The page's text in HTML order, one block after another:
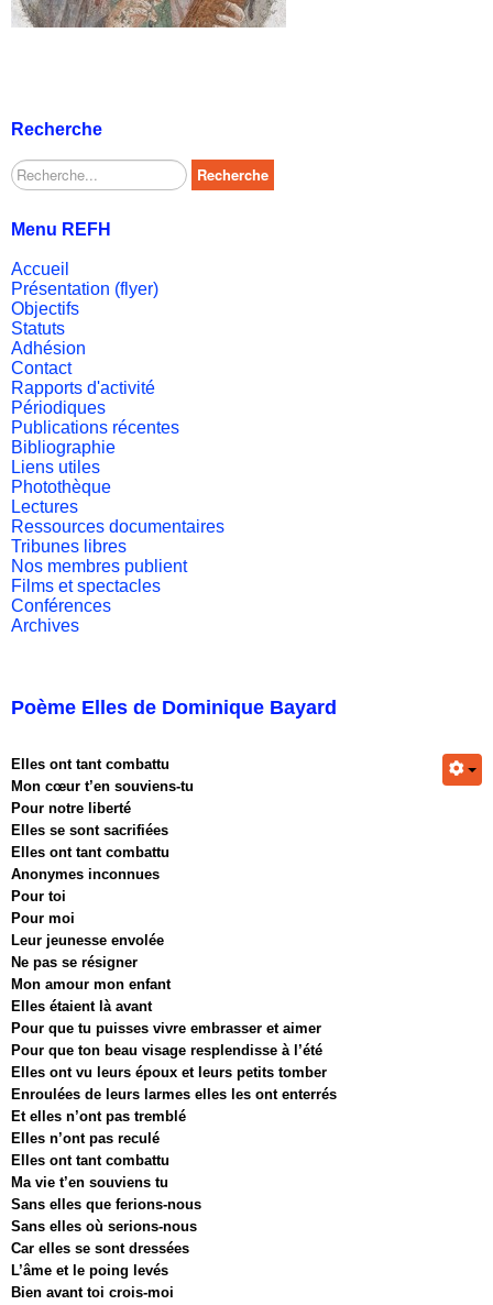
Recherche
Rechercher Recherche
Menu REFH
Accueil
Présentation (flyer)
Objectifs
Statuts
Adhésion
Contact
Rapports d'activité
Périodiques
Publications récentes
Bibliographie
Liens utiles
Photothèque
Lectures
Ressources documentaires
Tribunes libres
Nos membres publient
Films et spectacles
Conférences
Archives
Poème Elles de Dominique Bayard
Elles ont tant combattu
Mon cœur t’en souviens-tu
Pour notre liberté
Elles se sont sacrifiées
Elles ont tant combattu
Anonymes inconnues
Pour toi
Pour moi
Leur jeunesse envolée
Ne pas se résigner
Mon amour mon enfant
Elles étaient là avant
Pour que tu puisses vivre embrasser et aimer
Pour que ton beau visage resplendisse à l’été
Elles ont vu leurs époux et leurs petits tomber
Enroulées de leurs larmes elles les ont enterrés
Et elles n’ont pas tremblé
Elles n’ont pas reculé
Elles ont tant combattu
Ma vie t’en souviens tu
Sans elles que ferions-nous
Sans elles où serions-nous
Car elles se sont dressées
L’âme et le poing levés
Bien avant toi crois-moi